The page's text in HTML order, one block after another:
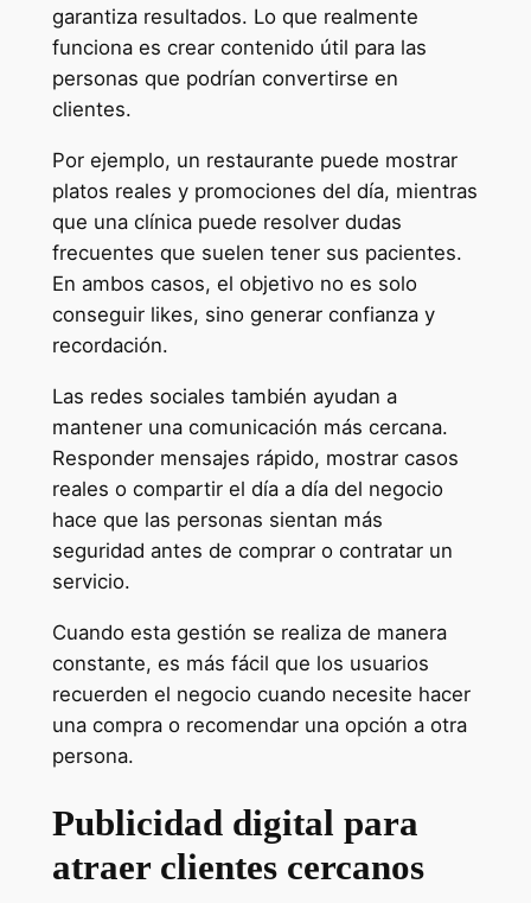
garantiza resultados. Lo que realmente
funciona es crear contenido útil para las
personas que podrían convertirse en
clientes.
Por ejemplo, un restaurante puede mostrar
platos reales y promociones del día, mientras
que una clínica puede resolver dudas
frecuentes que suelen tener sus pacientes.
En ambos casos, el objetivo no es solo
conseguir likes, sino generar confianza y
recordación.
Las redes sociales también ayudan a
mantener una comunicación más cercana.
Responder mensajes rápido, mostrar casos
reales o compartir el día a día del negocio
hace que las personas sientan más
seguridad antes de comprar o contratar un
servicio.
Cuando esta gestión se realiza de manera
constante, es más fácil que los usuarios
recuerden el negocio cuando necesite hacer
una compra o recomendar una opción a otra
persona.
Publicidad digital para
atraer clientes cercanos